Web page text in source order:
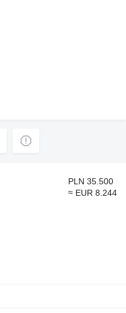
PLN 35.500
≈ EUR 8.244